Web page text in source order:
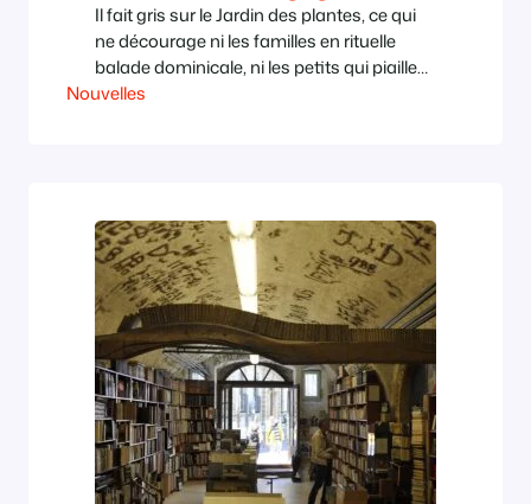
Il fait gris sur le Jardin des plantes, ce qui
ne décourage ni les familles en rituelle
balade dominicale, ni les petits qui piaillent
sur le manège, ni les promeneurs. Sur les
Nouvelles